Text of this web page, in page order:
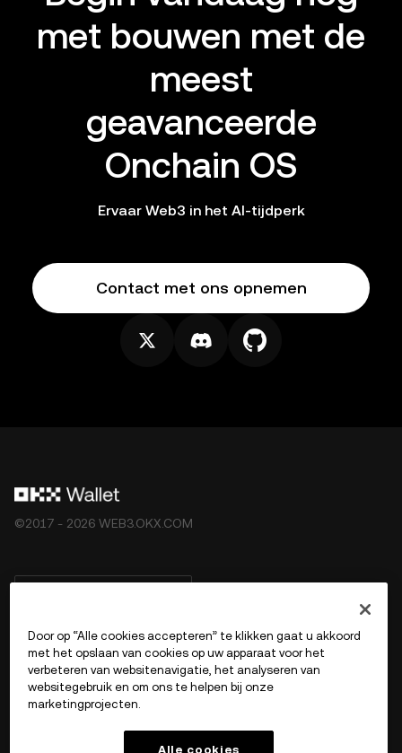
met bouwen met de
meest
geavanceerde
Onchain OS
Ervaar Web3 in het AI-tijdperk
Contact met ons opnemen
©2017 - 2026 WEB3.OKX.COM
Meer over OKX Web3
Door op “Alle cookies accepteren” te klikken gaat u akkoord
met het opslaan van cookies op uw apparaat voor het
verbeteren van websitenavigatie, het analyseren van
websitegebruik en om ons te helpen bij onze
marketingprojecten.
Alle cookies